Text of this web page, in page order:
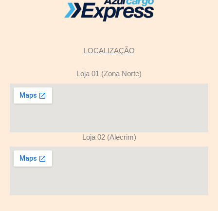
LOCALIZAÇÃO
Loja 01 (Zona Norte)
Loja 02 (Alecrim)